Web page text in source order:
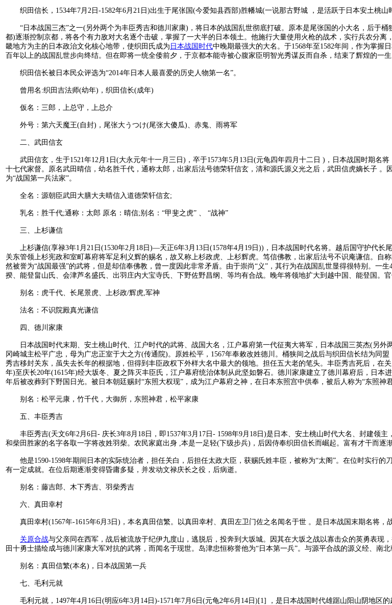
织田信长，1534年7月2日-1582年6月21日)出生于尾张国(今爱知县西部)胜幡城(一说那古野城 ，是活跃于日本安土桃山
“日本战国三杰”之一(另外两个为丰臣秀吉和德川家康)，将日本的战国乱世彻底打破。原本是尾张国的小大名，后于
都)逐渐控制京都，将各个有力敌对大名逐个击破，掌握了一大半的日本领土。他施行大量使用火枪的战术，实行兵农分
畿地方为主的日本政治文化核心地带，使织田氏成为 日本战国时代中晚期最强大的大名。于1568年至1582年间，作为掌握
百年以上的战国乱世步向终结。但在即将一统全倭前夕，于京都本能寺被心腹家臣明智光秀谋反而自杀，结束了辉煌的一
织田信长被日本民众评选为“2014年日本人最喜爱的历史人物第一名”。
曾用名:织田吉法师(幼年)，织田信长(成年)
仮名：三郎，上总守，上总介
外号：第六天魔王(自封)，尾张大うつけ(尾张大傻瓜)、赤鬼、雨将军
二、武田信玄
武田信玄，生于1521年12月1日(大永元年十一月三日)，卒于1573年5月13日(元龟四年四月十二日 )，日本战国时期名
十七代家督。原名武田晴信，幼名胜千代，通称太郎，出家后法号德荣轩信玄，清和源氏源义光之后，武田信虎嫡长子
为“战国第一兵法家”。
全名：源朝臣武田大膳大夫晴信入道德荣轩信玄;
乳名：胜千代;通称：太郎 原名：晴信;别名：“甲斐之虎” 、 “战神”
三、上杉谦信
上杉谦信(享禄3年1月21日(1530年2月18日)—天正6年3月13日(1578年4月19日))，日本战国时代名将。越后国守护代长
关东管领上杉宪政和室町幕府将军足利义辉的赐名，故又称上杉政虎、上杉辉虎。笃信佛教，出家后法号不识庵谦信。自
然被誉为“战国最强”的武将，但是却信奉佛教，曾一度因此非常矛盾。由于崇尚“义”，其行为在战国乱世显得很特别。一
揆、能登畠山氏、会津芦名盛氏、出羽庄内大宝寺氏、下野佐野昌纲、等均有合战。晚年将领地扩大到越中国、能登国。
别名：虎千代、长尾景虎、上杉政/辉虎,军神
法名：不识院殿真光谦信
四、德川家康
日本战国时代末期、安土桃山时代、江户时代的武将、战国大名，江户幕府第一代征夷大将军，日本战国三英杰(另外
冈崎城主松平广忠，母为广忠正室于大之方(传通院)。原姓松平，1567年奉敕改姓德川。桶狭间之战后与织田信长结为同
秀吉移封关东，虽失去长年的根据地，但得到丰臣政权下外样大名中最大的领地。担任五大老的笔头。丰臣秀吉死后，在
年)至庆长20年(1615年)经大坂冬、夏之阵灭丰臣氏，江户幕府统治体制从此坚如磐石。德川家康建立了德川幕府后，日本
年后被改葬到下野国日光。被日本朝廷赐封“东照大权现”，成为江户幕府之神，在日本东照宫中供奉，被后人称为“东照神君
别名：松平元康，竹千代，大御所，东照神君，松平家康
五、丰臣秀吉
丰臣秀吉(天文6年2月6日- 庆长3年8月18日，即1537年3月17日- 1598年9月18日)是日本、安土桃山时代大名、封建领
和柴田胜家的名字各取一字将改姓羽柴。农民家庭出身 ,本是一足轻(下级步兵)，后因侍奉织田信长而崛起。富有才干而逐
他是1590-1598年期间日本的实际统治者，担任关白，后担任太政大臣，获赐氏姓丰臣，被称为“太阁”。在位时实行的
有一定成就。在位后期逐渐变得昏庸多疑，并发动文禄庆长之役，后病逝。
别名：藤吉郎、木下秀吉、羽柴秀吉
六、真田幸村
真田幸村(1567年-1615年6月3日)，本名真田信繁。以真田幸村、真田左卫门佐之名闻名于世 。是日本战国末期名将，
关原合战与父亲同在西军，战后被流放于纪伊九度山，逃脱后，投奔到大坂城。因其在大坂之战以寡击众的英勇表
田十勇士描绘成与德川家康大军对抗的武将，而闻名于现世。岛津忠恒称誉他为“日本第一兵”。与源平合战的源义经、南
别名：真田信繁(本名)，日本战国第一兵
七、毛利元就
毛利元就，1497年4月16日(明应6年3月14日)-1571年7月6日(元龟2年6月14日)[1] ，是日本战国时代雄踞山阳山阴地区